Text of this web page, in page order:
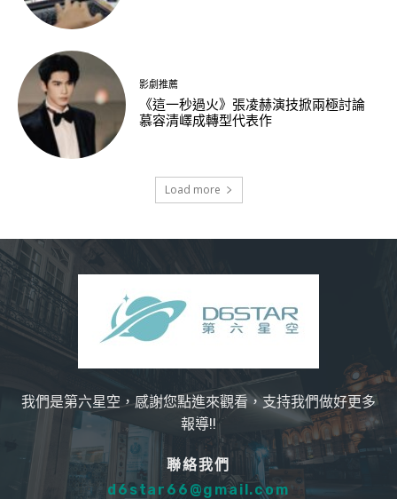
影劇推薦
《這一秒過火》張凌赫演技掀兩極討論
慕容清嶧成轉型代表作
Load more
我們是第六星空，感謝您點進來觀看，支持我們做好更多
報導!!
聯絡我們
d6star66@gmail.com